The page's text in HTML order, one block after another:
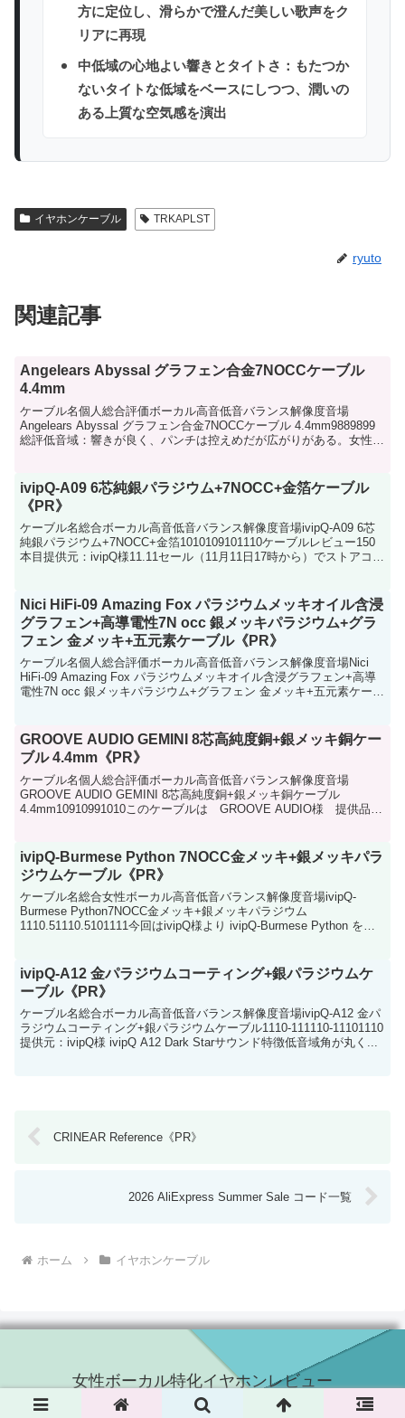
方に定位し、滑らかで澄んだ美しい歌声をク
リアに再現
中低域の心地よい響きとタイトさ：もたつか
ないタイトな低域をベースにしつつ、潤いの
ある上質な空気感を演出
イヤホンケーブル TRKAPLST
ryuto
関連記事
Angelears Abyssal グラフェン合金7NOCCケーブル
4.4mm
ケーブル名個人総合評価ボーカル高音低音バランス解像度音場
Angelears Abyssal グラフェン合金7NOCCケーブル 4.4mm9889899
総評低音域：響きが良く、パンチは控えめだが広がりがある。女性ボ
ivipQ-A09 6芯純銀パラジウム+7NOCC+金箔ケーブル
《PR》
ケーブル名総合ボーカル高音低音バランス解像度音場ivipQ-A09 6芯
純銀パラジウム+7NOCC+金箔1010109101110ケーブルレビュー150
本目提供元：ivipQ様11.11セール（11月11日17時から）でストアコー
Nici HiFi-09 Amazing Fox パラジウムメッキオイル含浸
グラフェン+高導電性7N occ 銀メッキパラジウム+グラ
フェン 金メッキ+五元素ケーブル《PR》
ケーブル名個人総合評価ボーカル高音低音バランス解像度音場Nici
HiFi-09 Amazing Fox パラジウムメッキオイル含浸グラフェン+高導
電性7N occ 銀メッキパラジウム+グラフェン 金メッキ+五元素ケーブ
GROOVE AUDIO GEMINI 8芯高純度銅+銀メッキ銅ケー
ブル 4.4mm《PR》
ケーブル名個人総合評価ボーカル高音低音バランス解像度音場
GROOVE AUDIO GEMINI 8芯高純度銅+銀メッキ銅ケーブル
4.4mm10910991010このケーブルは GROOVE AUDIO様 提供品で
ivipQ-Burmese Python 7NOCC金メッキ+銀メッキパラ
ジウムケーブル《PR》
ケーブル名総合女性ボーカル高音低音バランス解像度音場ivipQ-
Burmese Python7NOCC金メッキ+銀メッキパラジウム
1110.51110.5101111今回はivipQ様より ivipQ-Burmese Python をご
ivipQ-A12 金パラジウムコーティング+銀パラジウムケ
ーブル《PR》
ケーブル名総合ボーカル高音低音バランス解像度音場ivipQ-A12 金パ
ラジウムコーティング+銀パラジウムケーブル1110-111110-11101110
提供元：ivipQ様 ivipQ A12 Dark Starサウンド特徴低音域角が丸く...
CRINEAR Reference《PR》
2026 AliExpress Summer Sale コード一覧
ホーム イヤホンケーブル
女性ボーカル特化イヤホンレビュー
© 2022 女性ボーカル特化イヤホンレビュー.